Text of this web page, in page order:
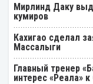
Мирлинд Даку
кумиров
Кахигао сделал
Массалыги
Главный тренер
интерес «Реала»